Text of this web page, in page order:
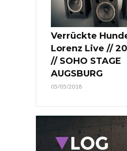
Verrückte
Lorenz Live //
// SOHO STAGE
AUGSBURG
05/05/2018